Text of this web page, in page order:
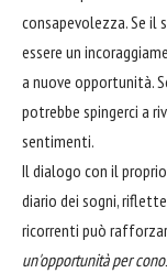
consapevolezza. Se il
essere un
a nuove opportunità.
potrebbe spingerci a
sentimenti.
Il dialogo con il
diario dei sogni,
ricorrenti può
un'opportunità per